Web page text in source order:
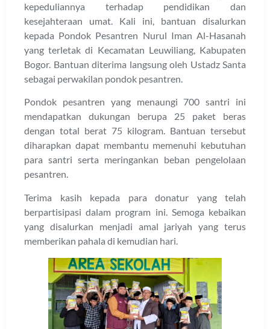
kepeduliannya terhadap pendidikan dan
kesejahteraan umat. Kali ini, bantuan disalurkan
kepada Pondok Pesantren Nurul Iman Al-Hasanah
yang terletak di Kecamatan Leuwiliang, Kabupaten
Bogor. Bantuan diterima langsung oleh Ustadz Santa
sebagai perwakilan pondok pesantren.
Pondok pesantren yang menaungi 700 santri ini
mendapatkan dukungan berupa 25 paket beras
dengan total berat 75 kilogram. Bantuan tersebut
diharapkan dapat membantu memenuhi kebutuhan
para santri serta meringankan beban pengelolaan
pesantren.
Terima kasih kepada para donatur yang telah
berpartisipasi dalam program ini. Semoga kebaikan
yang disalurkan menjadi amal jariyah yang terus
memberikan pahala di kemudian hari.